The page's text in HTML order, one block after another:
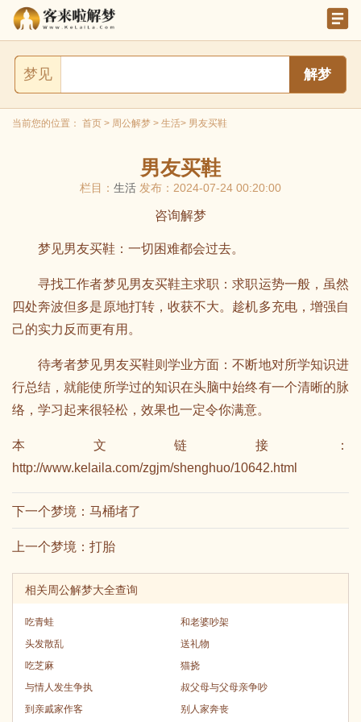
梦见
当前您的位置： 首页 > 周公解梦 > 生活> 男友买鞋
男友买鞋
栏目： 生活 发布：2024-07-24 00:20:00
咨询解梦
梦见男友买鞋：一切困难都会过去。
寻找工作者梦见男友买鞋主求职：求职运势一般，虽然
四处奔波但多是原地打转，收获不大。趁机多充电，增强自
己的实力反而更有用。
待考者梦见男友买鞋则学业方面：不断地对所学知识进
行总结，就能使所学过的知识在头脑中始终有一个清晰的脉
络，学习起来很轻松，效果也一定令你满意。
本文链接：
http://www.kelaila.com/zgjm/shenghuo/10642.html
下一个梦境： 马桶堵了
上一个梦境： 打胎
相关周公解梦大全查询
吃青蛙
和老婆吵架
头发散乱
送礼物
吃芝麻
猫挠
与情人发生争执
叔父母与父母亲争吵
到亲戚家作客
别人家奔丧